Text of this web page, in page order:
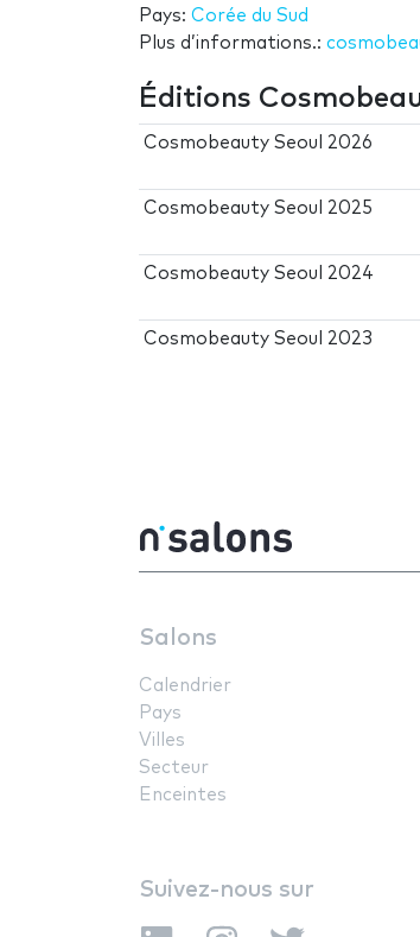
Pays: Corée du Sud
Plus d’informations.:
Éditions
Cosmobeauty Seoul 2026
Cosmobeauty Seoul 2025
Cosmobeauty Seoul 2024
Cosmobeauty Seoul 2023
Salons
Calendrier
Pays
Villes
Secteur
Enceintes
Suivez-nous sur